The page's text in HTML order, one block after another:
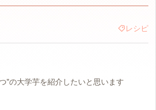
レシピ
”の大学芋を紹介したいと思います